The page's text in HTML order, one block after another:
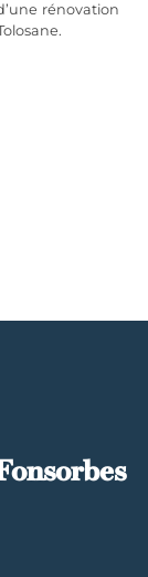
rénovation